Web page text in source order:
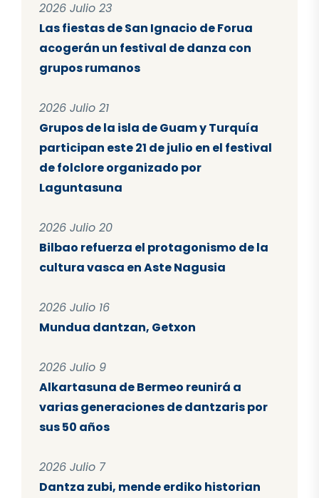
2026 Julio 23
Las fiestas de San Ignacio de Forua
acogerán un festival de danza con
grupos rumanos
2026 Julio 21
Grupos de la isla de Guam y Turquía
participan este 21 de julio en el festival
de folclore organizado por
Laguntasuna
2026 Julio 20
Bilbao refuerza el protagonismo de la
cultura vasca en Aste Nagusia
2026 Julio 16
Mundua dantzan, Getxon
2026 Julio 9
Alkartasuna de Bermeo reunirá a
varias generaciones de dantzaris por
sus 50 años
2026 Julio 7
Dantza zubi, mende erdiko historian